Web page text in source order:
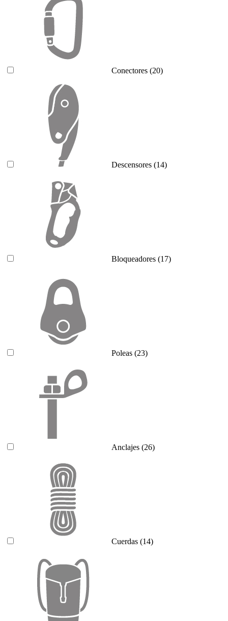
Conectores (20)
Descensores (14)
Bloqueadores (17)
Poleas (23)
Anclajes (26)
Cuerdas (14)